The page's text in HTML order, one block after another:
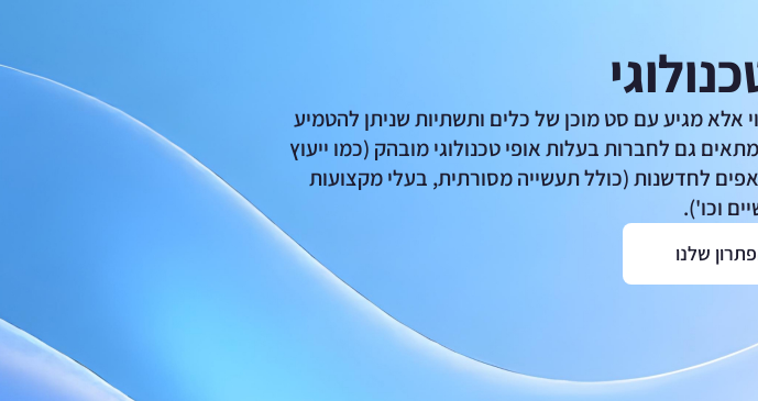
אלא מגיע עם סט מוכן של כלים ותשתיות שניתן להטמיע
גם לחברות בעלות אופי טכנולוגי מובהק (כמו ייעוץ
לחדשנות (כולל תעשייה מסורתית, בעלי מקצועות
וכו').
שלנו